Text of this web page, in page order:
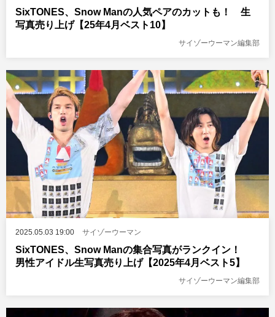
SixTONES、Snow Manの人気ペアのカットも！ 生
写真売り上げ【25年4月ベスト10】
サイゾーウーマン編集部
2025.05.03 19:00 サイゾーウーマン
SixTONES、Snow Manの集合写真がランクイン！
男性アイドル生写真売り上げ【2025年4月ベスト5】
サイゾーウーマン編集部